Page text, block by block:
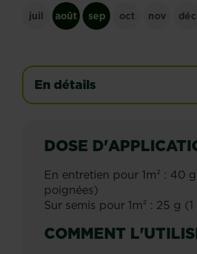
juil août sep oct nov déc
En détails
DOSE
En entretien pour 1m² : 40
poignées)
Sur semis pour 1m² : 25 g
COMMENT